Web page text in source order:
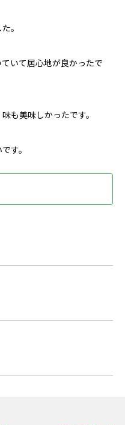
。
いて居心地が良かったで
も美味しかったです。
す。